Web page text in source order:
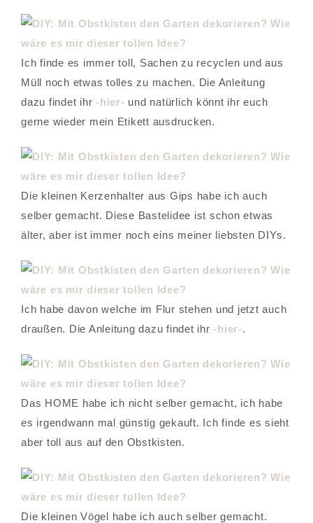
Ich finde es immer toll, Sachen zu recyclen und aus
Müll noch etwas tolles zu machen. Die Anleitung
dazu findet ihr -hier- und natürlich könnt ihr euch
gerne wieder mein Etikett ausdrucken.
Die kleinen Kerzenhalter aus Gips habe ich auch
selber gemacht. Diese Bastelidee ist schon etwas
älter, aber ist immer noch eins meiner liebsten DIYs.
Ich habe davon welche im Flur stehen und jetzt auch
draußen. Die Anleitung dazu findet ihr -hier-.
Das HOME habe ich nicht selber gemacht, ich habe
es irgendwann mal günstig gekauft. Ich finde es sieht
aber toll aus auf den Obstkisten.
Die kleinen Vögel habe ich auch selber gemacht.